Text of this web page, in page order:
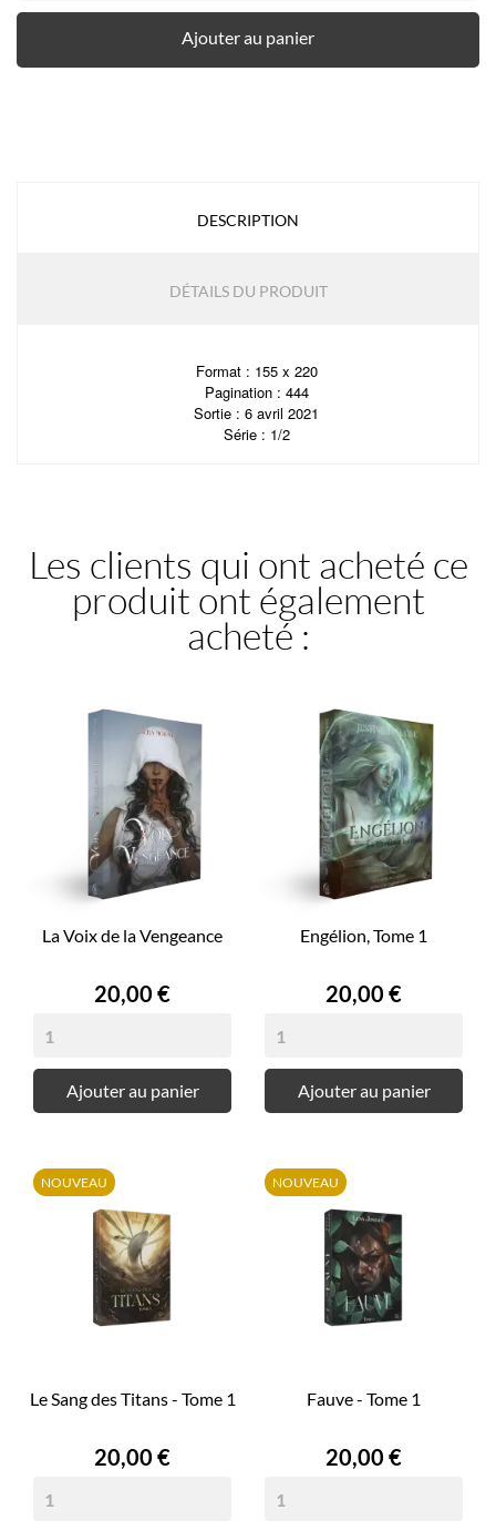
Ajouter au panier
DESCRIPTION
DÉTAILS DU PRODUIT
Format : 155 x 220
Pagination : 444
Sortie : 6 avril 2021
Série : 1/2
Les clients qui ont acheté ce
produit ont également
acheté :
La Voix de la Vengeance
Prix
20,00 €
Ajouter au panier
Engélion, Tome 1
Prix
20,00 €
Ajouter au panier
Le Sang des Titans - Tome 1
Prix
20,00 €
NOUVEAU
Fauve - Tome 1
Prix
20,00 €
NOUVEAU